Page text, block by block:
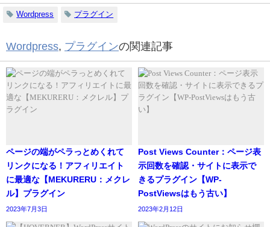
Wordpress プラグイン
Wordpress, プラグインの関連記事
ページの端がペラっとめくれて
リンクになる！アフィリエイト
に最適な【MEKURERU：メクレ
ル】プラグイン
2023年7月3日
Post Views Counter：ページ表
示回数を確認・サイトに表示で
きるプラグイン【WP-
PostViewsはもう古い】
2023年2月12日